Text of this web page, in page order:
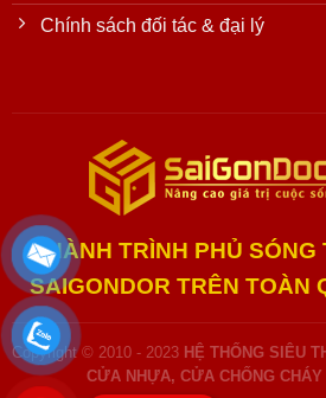
Chính sách đối tác & đại lý
HÀNH TRÌNH PHỦ SÓNG
SAIGONDOR TRÊN TOÀN
Copyright © 2010 - 2023 HỆ THỐNG SIÊU
CỬA NHỰA, CỬA CHỐNG